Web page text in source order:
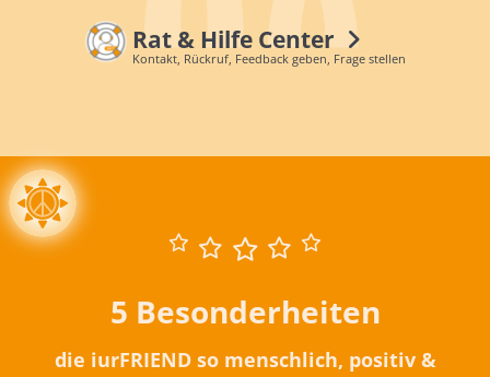
Rat & Hilfe Center
Kontakt, Rückruf, Feedback geben, Frage stellen
5 Besonderheiten
die iurFRIEND so menschlich, positiv &